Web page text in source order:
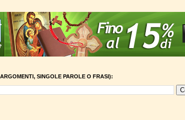
SINGOLE PAROLE O FRASI):